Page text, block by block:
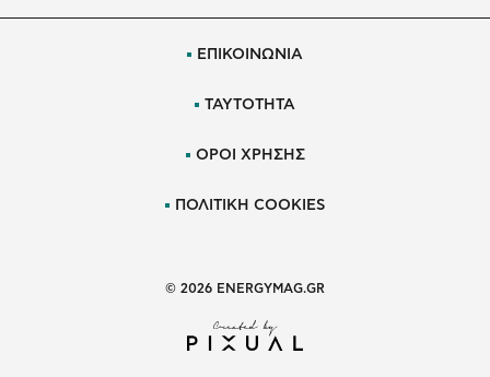
ΕΠΙΚΟΙΝΩΝΙΑ
ΤΑΥΤΟΤΗΤΑ
ΟΡΟΙ ΧΡΗΣΗΣ
ΠΟΛΙΤΙΚΗ COOKIES
© 2026 ENERGYMAG.GR